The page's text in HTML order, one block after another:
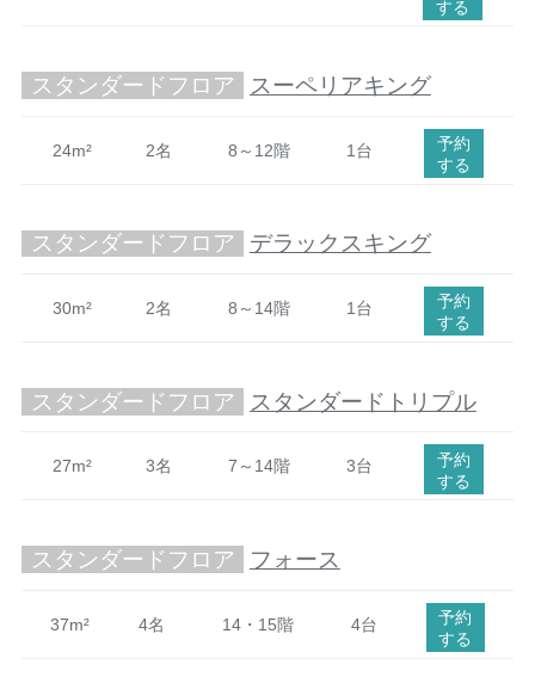
する
スタンダードフロア スーペリアキング
24m² 2名 8～12階 1台
予約
する
スタンダードフロア デラックスキング
30m² 2名 8～14階 1台
予約
する
スタンダードフロア スタンダードトリプル
27m² 3名 7～14階 3台
予約
する
スタンダードフロア フォース
37m² 4名 14・15階 4台
予約
する